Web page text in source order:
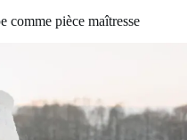
comme pièce maîtresse